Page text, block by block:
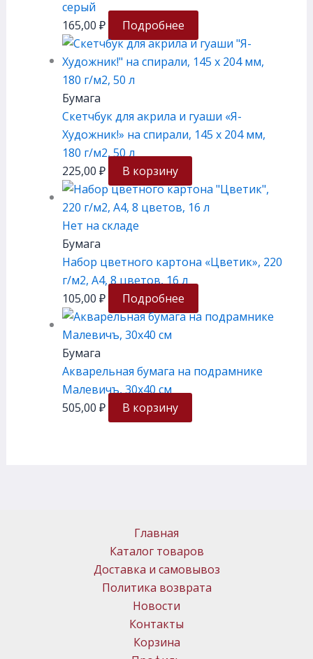
серый
165,00 ₽ Подробнее
Бумага
Скетчбук для акрила и гуаши «Я-
Художник!» на спирали, 145 х 204 мм,
180 г/м2, 50 л
225,00 ₽ В корзину
Нет на складе
Бумага
Набор цветного картона «Цветик», 220
г/м2, А4, 8 цветов, 16 л
105,00 ₽ Подробнее
Бумага
Акварельная бумага на подрамнике
Малевичъ, 30х40 см
505,00 ₽ В корзину
Главная
Каталог товаров
Доставка и самовывоз
Политика возврата
Новости
Контакты
Корзина